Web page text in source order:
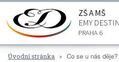
ZŠ A MŠ
EMY
PRAHA 6
Úvodní stránka Co se u nás děje?